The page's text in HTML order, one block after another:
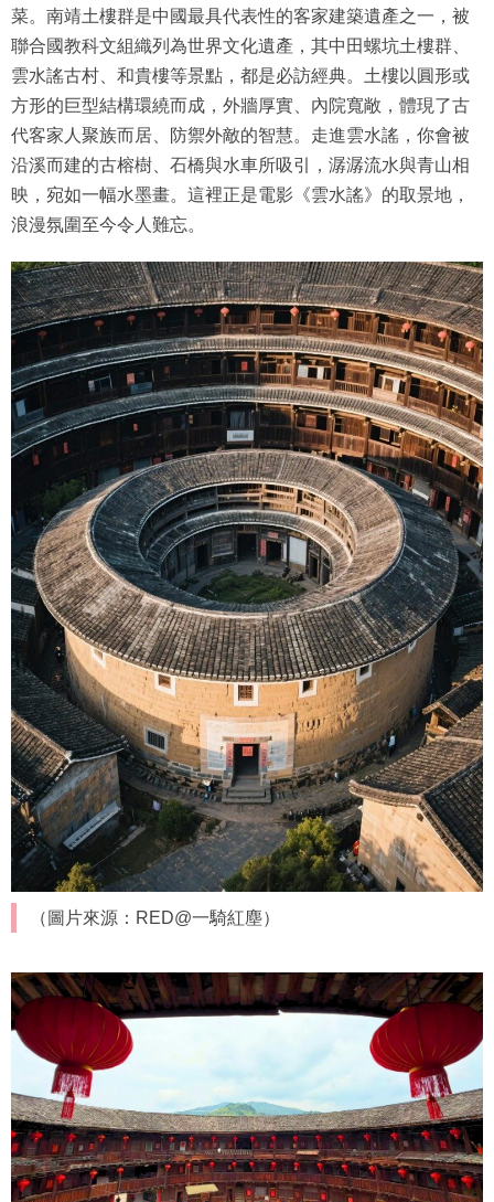
菜。南靖土樓群是中國最具代表性的客家建築遺產之一，被
聯合國教科文組織列為世界文化遺產，其中田螺坑土樓群、
雲水謠古村、和貴樓等景點，都是必訪經典。土樓以圓形或
方形的巨型結構環繞而成，外牆厚實、內院寬敞，體現了古
代客家人聚族而居、防禦外敵的智慧。走進雲水謠，你會被
沿溪而建的古榕樹、石橋與水車所吸引，潺潺流水與青山相
映，宛如一幅水墨畫。這裡正是電影《雲水謠》的取景地，
浪漫氛圍至今令人難忘。
（圖片來源：RED@一騎紅塵）